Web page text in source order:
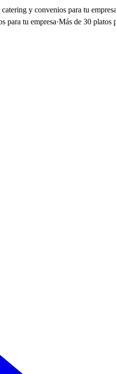
y convenios para tu empresa
para tu empresa·Más de 30 platos